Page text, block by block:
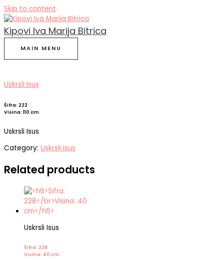
Skip to content
Kipovi Iva Marija Bitrica
MAIN MENU
Uskrsli Isus
Šifra: 222
Visina: 110 cm
Uskrsli Isus
Category: Uskrsli Isus
Related products
Uskrsli Isus
Šifra: 228
Visina: 40 cm